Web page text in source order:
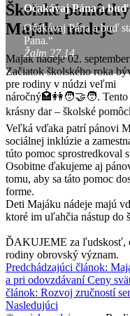
Očakávaj Pána a buď
Očakávaj Pána a buď
Pána.“
Žalm 27,14
Školské
Majáku nádeje
Maják nádeje 02.
Začiatok školského roka
pre rodiny v núdzi veľmi
náročný🏩👭🧑‍🤝‍🧑. Tento
krásny dar – školské
Veľká vďaka patrí pánovi
sociálnej inklúzie a
túto pomoc sprostredkoval
Osobitne ďakujeme aj
tomu, aby sa táto pomoc
forme.
Deti Majáku nádeje majú
ktoré im uľahčia nástup do
ĎAKUJEME za ľudskosť,
rodiny obrovský význam.
Predchádzajúci článok:
a pri odovzdávaní Ceny
článok: Rozvoj zručností
Nasledujúci